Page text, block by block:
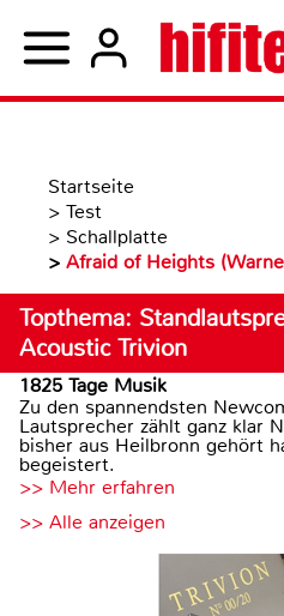
Startseite
> Test
> Schallplatte
> Afraid of Heights
Topthema:
Acoustic Trivion
1825 Tage Musik
Zu den spannendsten
Lautsprecher zählt ganz klar
bisher aus Heilbronn gehört
begeistert.
>> Mehr erfahren
>> Alle anzeigen